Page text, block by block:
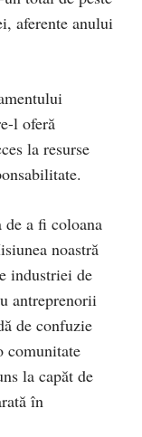
aferente anului
l oferă
la resurse
de a fi coloana
noastră
industriei de
antreprenorii
de confuzie
comunitate
la capăt de
în